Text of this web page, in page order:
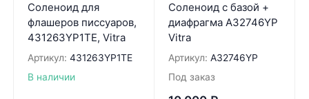
Соленоид для
флашеров писсуаров,
431263YP1TE, Vitra
Артикул: 431263YP1TE
В наличии
Соленоид с базой +
диафрагма A32746YP
Vitra
Артикул: A32746YP
Под заказ